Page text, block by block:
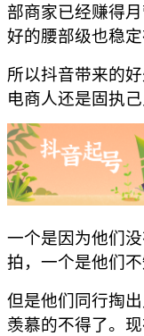
部商家已经赚得
好的腰部级也稳定
所以抖音带来的
电商人还是固执
一个是因为他们
拍，一个是他们不
但是他们同行掏
羡慕的不得了。